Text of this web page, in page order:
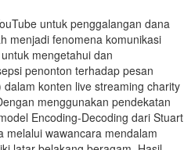
untuk penggalangan dana
menjadi fenomena komunikasi
mengetahui dan
penonton terhadap pesan
konten live streaming charity
menggunakan pendekatan
Encoding-Decoding dari Stuart
melalui wawancara mendalam